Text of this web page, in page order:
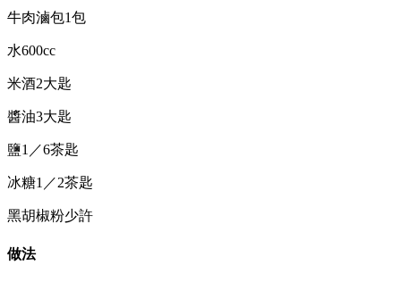
牛肉滷包1包
水600cc
米酒2大匙
醬油3大匙
鹽1／6茶匙
冰糖1／2茶匙
黑胡椒粉少許
做法